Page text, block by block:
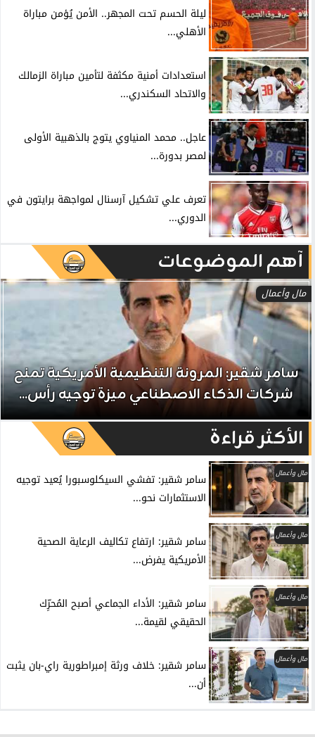
ليلة الحسم تحت المجهر.. الأمن يُؤمن مباراة
الأهلي...
استعدادات أمنية مكثفة لتأمين مباراة الزمالك
والاتحاد السكندري...
عاجل.. محمد المنياوي يتوج بالذهبية الأولى
لمصر بدورة...
تعرف علي تشكيل آرسنال لمواجهة برايتون في
الدوري...
آهم الموضوعات
مال وأعمال
سامر شقير: المرونة التنظيمية الأمريكية تمنح
شركات الذكاء الاصطناعي ميزة توجيه رأس...
الأكثر قراءة
مال وأعمال
سامر شقير: تفشي السيكلوسبورا يُعيد توجيه
الاستثمارات نحو...
مال وأعمال
سامر شقير: ارتفاع تكاليف الرعاية الصحية
الأمريكية يفرض...
مال وأعمال
سامر شقير: الأداء الجماعي أصبح المُحرِّك
الحقيقي لقيمة...
مال وأعمال
سامر شقير: خلاف ورثة إمبراطورية راي-بان يثبت
أن...